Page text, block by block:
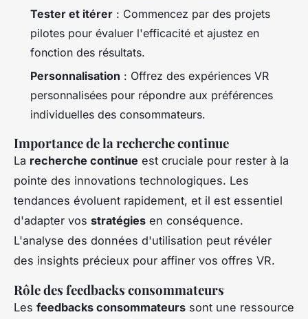
Tester et itérer : Commencez par des projets
pilotes pour évaluer l'efficacité et ajustez en
fonction des résultats.
Personnalisation : Offrez des expériences VR
personnalisées pour répondre aux préférences
individuelles des consommateurs.
Importance de la recherche continue
La recherche continue est cruciale pour rester à la
pointe des innovations technologiques. Les
tendances évoluent rapidement, et il est essentiel
d'adapter vos stratégies en conséquence.
L'analyse des données d'utilisation peut révéler
des insights précieux pour affiner vos offres VR.
Rôle des feedbacks consommateurs
Les feedbacks consommateurs sont une ressource